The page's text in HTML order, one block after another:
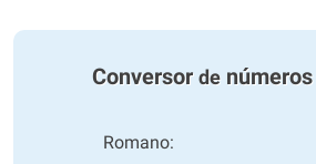
Conversor de
Romano: